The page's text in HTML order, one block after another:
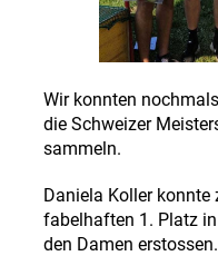
Wir konnten
die Schweizer
sammeln.
Daniela Koller
fabelhaften 1. Platz
den Damen